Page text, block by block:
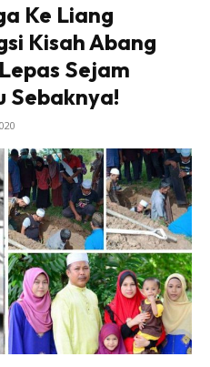
Ke Liang
Kisah Abang
Sejam
Sebaknya!